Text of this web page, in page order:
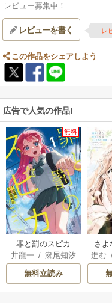
レビュー募集中！
レビューを書く レ
この作品をシェアしよう
広告で人気の作品!
無料
罪と罰のスピカ
井龍一 /瀬尾知汐
無料立読み
さよ
な
た
立
進む